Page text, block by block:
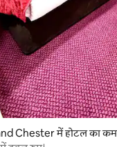
Chester में होटल का